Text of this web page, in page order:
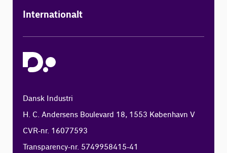
Internationalt
Dansk Industri
H. C. Andersens Boulevard 18, 1553 København V
CVR-nr. 16077593
Transparency-nr. 5749958415-41